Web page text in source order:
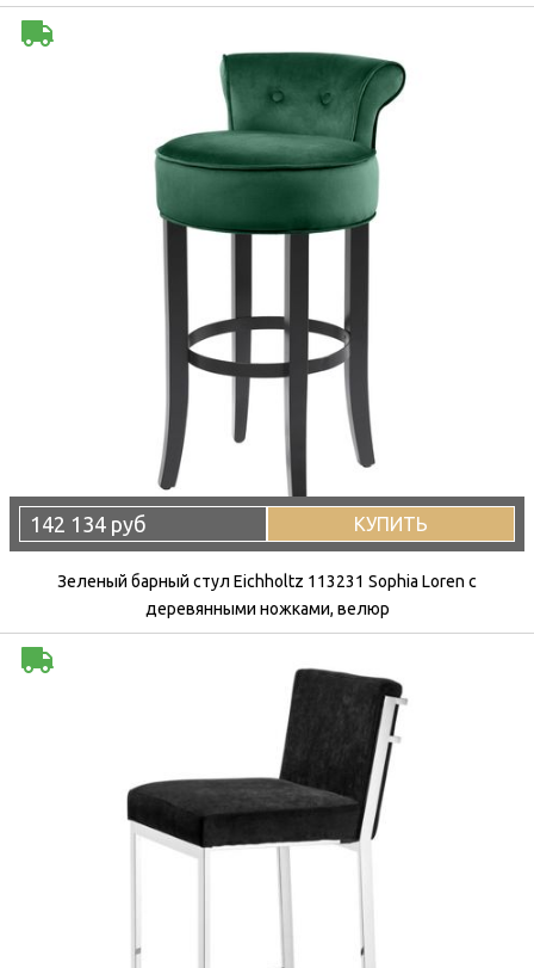
142 134 руб КУПИТЬ
Зеленый барный стул Eichholtz 113231 Sophia Loren с
деревянными ножками, велюр